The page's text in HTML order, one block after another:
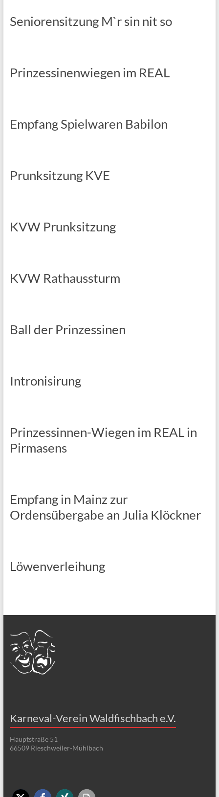
Seniorensitzung M`r sin nit so
Prinzessinenwiegen im REAL
Empfang Spielwaren Babilon
Prunksitzung KVE
KVW Prunksitzung
KVW Rathaussturm
Ball der Prinzessinen
Intronisirung
Prinzessinnen-Wiegen im REAL in
Pirmasens
Empfang in Mainz zur
Ordensübergabe an Julia Klöckner
Löwenverleihung
Karneval-Verein Waldfischbach e.V.
Hauptstraße 51
66509 Rieschweiler-Mühlbach